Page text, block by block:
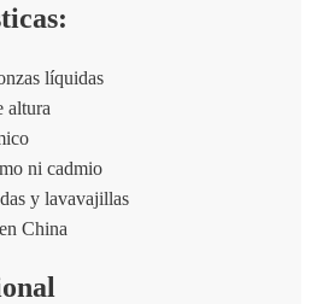
líquidas
altura
ni cadmio
y lavavajillas
China